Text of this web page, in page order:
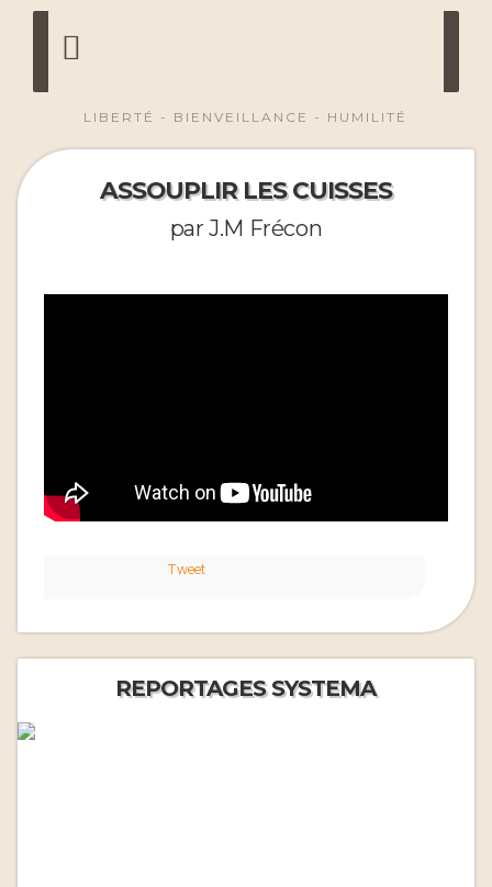
LIBERTÉ - BIENVEILLANCE - HUMILITÉ
ASSOUPLIR LES CUISSES
par J.M Frécon
Tweet
REPORTAGES SYSTEMA